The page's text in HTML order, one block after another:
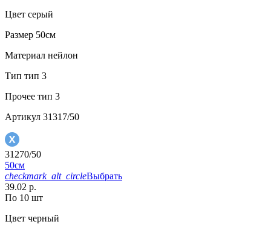
Цвет серый
Размер 50см
Материал нейлон
Тип тип 3
Прочее тип 3
Артикул 31317/50
31270/50
50см
checkmark_alt_circleВыбрать
39.02 р.
По 10 шт
Цвет черный